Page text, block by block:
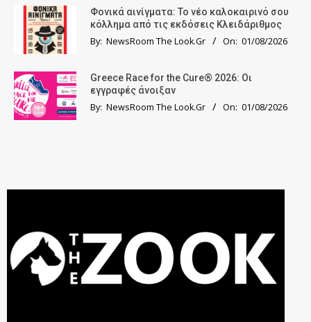
Φονικά αινίγματα: Το νέο καλοκαιρινό σου
κόλλημα από τις εκδόσεις Κλειδάριθμος
By: NewsRoom The Look.Gr On: 01/08/2026
Greece Race for the Cure® 2026: Οι
εγγραφές άνοιξαν
By: NewsRoom The Look.Gr On: 01/08/2026